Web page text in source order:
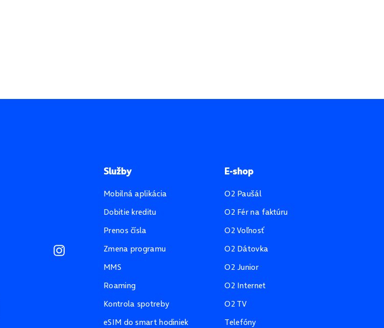
Služby
Mobilná aplikácia
Dobitie kreditu
Prenos čísla
Zmena programu
MMS
Roaming
Kontrola spotreby
eSIM do smart hodiniek
E-shop
O2 Paušál
O2 Fér na faktúru
O2 Voľnosť
O2 Dátovka
O2 Junior
O2 Internet
O2 TV
Telefóny